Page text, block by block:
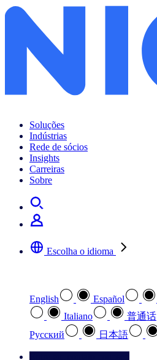
Soluções
Indústrias
Rede de sócios
Insights
Carreiras
Sobre
Escolha o idioma
English Español
Italiano
普通话
Pусский
日本語